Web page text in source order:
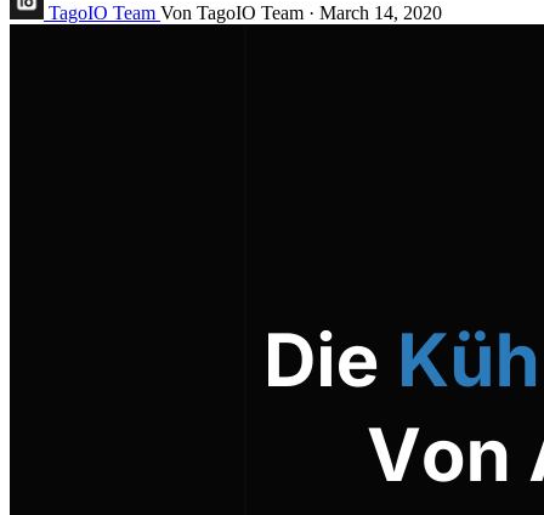
TagoIO Team Von TagoIO Team · March 14, 2020